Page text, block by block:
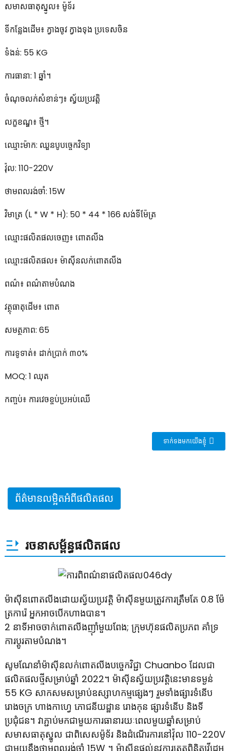
សមាសធាតុស្នូល៖ ម៉ូទ័រ
ទីកន្លែងដើម៖ ក្វាងចូវ ក្វាងទុង ប្រទេសចិន
ទំងន់: 55 KG
ការធានា: 1 ឆ្នាំ។
ចំណុចលក់សំខាន់ៗ៖ ស្វ័យប្រវត្តិ
លក្ខខណ្ឌ៖ ថ្មី។
ឈ្មោះម៉ាក: ឈួនបូបច្ចេកវិទ្យា
វ៉ុល: 110-220V
ថាមពលរង់ចាំ: 15W
វិមាត្រ (L * W * H): 50 * 44 * 166 សង់ទីម៉ែត្រ
ឈ្មោះផលិតផលចេញ៖ ពោតលីង
ឈ្មោះផលិតផល៖ ម៉ាស៊ីនលក់ពោតលីង
ពណ៌៖ ពណ៌តាមបំណង
វត្ថុធាតុដើម៖ ពោត
សមត្ថភាព: 65
ការទូទាត់៖ ដាក់ប្រាក់ ៣០%
MOQ: 1 ឈុត
កញ្ចប់៖ ការវេចខ្ចប់ប្រអប់ឈើ
ទាក់ទងមកយើងខ្ញុំ
ព័ត៌មានលម្អិតអំពីផលិតផល
រចនាសម្ព័ន្ធផលិតផល
ម៉ាស៊ីនពោតលីងដោយស្វ័យប្រវត្តិ ម៉ាស៊ីនមួយត្រូវការត្រឹមតែ 0.8 ម៉ែ
ត្រការ៉េ អ្នកអាចបើកហាងបាន។
2 នាទីអាចចាក់ពោតលីងញ៉ាំមួយពែង; ក្រុមហ៊ុនផលិតប្រភព គាំទ្រ
ការប្ដូរតាមបំណង។
សូមណែនាំម៉ាស៊ីនលក់ពោតលីងបច្ចេកវិជ្ជា Chuanbo ដែលជា
ផលិតផលថ្មីសម្រាប់ឆ្នាំ 2022។ ម៉ាស៊ីនស្វ័យប្រវត្តិនេះមានទម្ងន់
55 KG សាកសមសម្រាប់ឧស្សាហកម្មផ្សេងៗ រួមទាំងផ្សារទំនើប
រោងចក្រ ហាងកាហ្វេ ភោជនីយដ្ឋាន រោងកុន ផ្សារទំនើប និងទី
ប្រជុំជន។ វាភ្ជាប់មកជាមួយការធានារយៈពេលមួយឆ្នាំសម្រាប់
សមាសធាតុស្នូល ជាពិសេសម៉ូទ័រ និងដំណើរការនៅវ៉ុល 110-220V
ជាមួយនឹងថាមពលរង់ចាំ 15W ។ ម៉ាស៊ីនផ្តល់នូវការត្រួតពិនិត្យវីដេអូ